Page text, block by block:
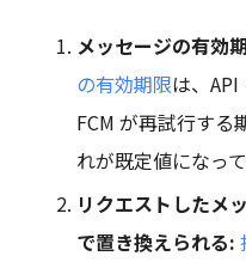
メッセージの有効
の有効期限は、API
FCM が再試行する
れが既定値になって
リクエストしたメ
で置き換えられる: